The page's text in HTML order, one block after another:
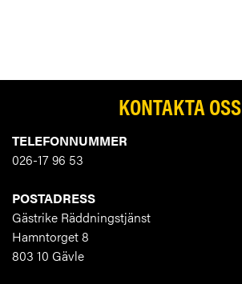
KONTAKTA OSS
TELEFONNUMMER
026-17 96 53
POSTADRESS
Gästrike Räddningstjänst
Hamntorget 8
803 10 Gävle